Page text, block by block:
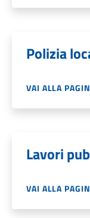
Polizia
VAI ALLA
Lavori
VAI ALLA